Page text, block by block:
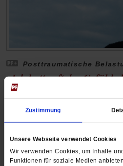
Zustimmung
Unsere Webseite verwendet Cookies
Wir verwenden Cookies, um Inhalte
Funktionen für soziale Medien
Posttraumatische
»Ich hatte oft das Gefühl,
Beatrice Schröder leidet an
Belastungsstörung (PTBS).
Selbsthilfe fand, gründete